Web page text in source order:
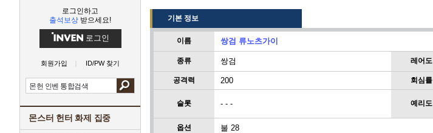
로그인하고
출석보상 받으세요!
로그인
회원가입 ID/PW 찾기
몬스터 헌터 화제 집중
기본 정보
이름 쌍검 류노츠가이
종류 쌍검 레어도
공격력 200 회심률
슬롯 - - - 예리도
옵션 불 28